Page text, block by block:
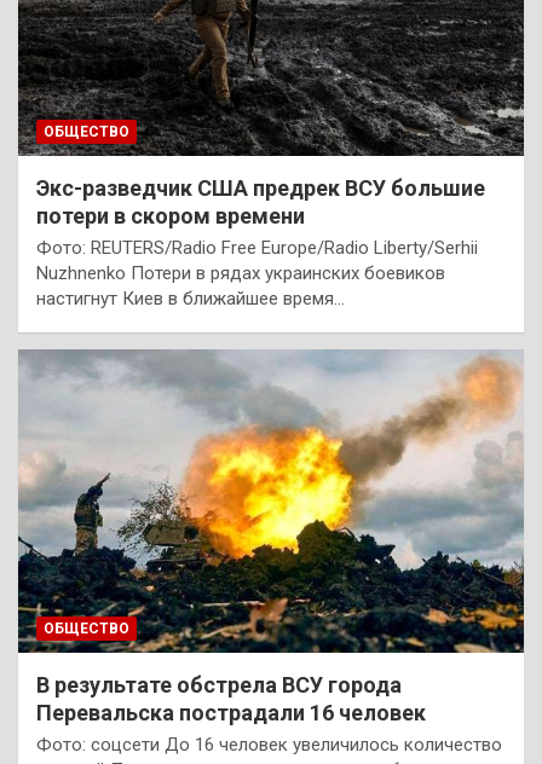
ОБЩЕСТВО
Экс-разведчик США предрек ВСУ большие
потери в скором времени
Фото: REUTERS/Radio Free Europe/Radio Liberty/Serhii
Nuzhnenko Потери в рядах украинских боевиков
настигнут Киев в ближайшее время…
ОБЩЕСТВО
В результате обстрела ВСУ города
Перевальска пострадали 16 человек
Фото: соцсети До 16 человек увеличилось количество